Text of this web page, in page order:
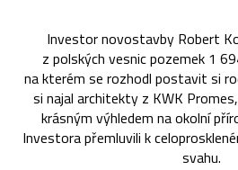
Investor novostavby Robert
z polských vesnic pozemek 1
na kterém se rozhodl postavit si
si najal architekty z KWK
krásným výhledem na okolní
Investora přemluvili k
svahu.